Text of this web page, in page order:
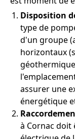
Disposition
type de
d'un groupe
horizontaux
assurer une
énergétique
à Cornac doit